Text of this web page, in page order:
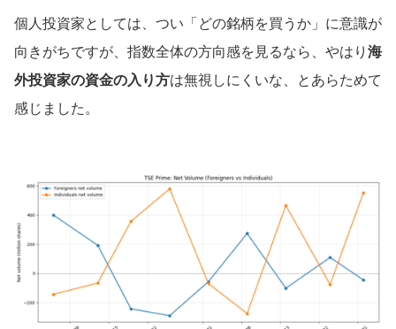
個人投資家としては、つい「どの銘柄を買うか」に意識が
向きがちですが、指数全体の方向感を見るなら、やはり 海
外投資家の資金の入り方は無視しにくいな、とあらためて
感じました。